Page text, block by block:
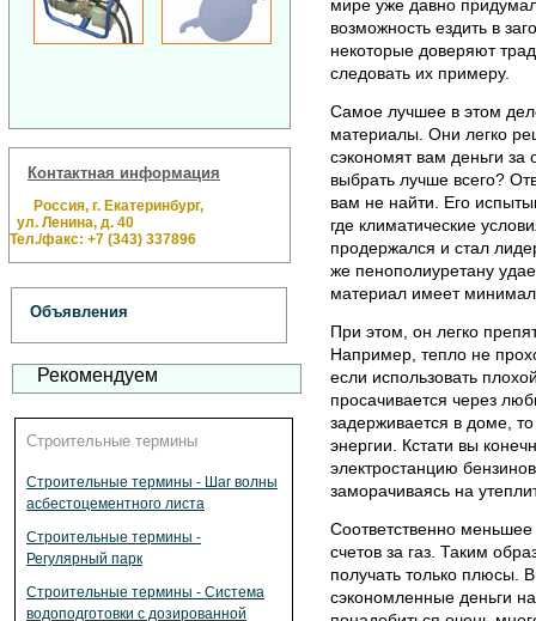
Контактная информация
Россия, г. Екатеринбург,
ул. Ленина, д. 40
Тел./факс: +7 (343) 337896
Объявления
Рекомендуем
Строительные термины
Строительные термины - Шаг волны
асбестоцементного листа
Строительные термины -
Регулярный парк
Строительные термины - Система
водоподготовки с дозированной
мире уже давно
возможность ездить в
некоторые доверяют
следовать их примеру.
Самое лучшее в этом
материалы. Они легко
сэкономят вам деньги за
выбрать лучше всего?
вам не найти. Его
где климатические
продержался и стал
же пенополиуретану
материал имеет
При этом, он легко
Например, тепло не
если использовать
просачивается через
задерживается в доме,
энергии. Кстати вы
электростанцию
заморачиваясь на
Соответственно
счетов за газ. Таким
получать только плюсы.
сэкономленные деньги